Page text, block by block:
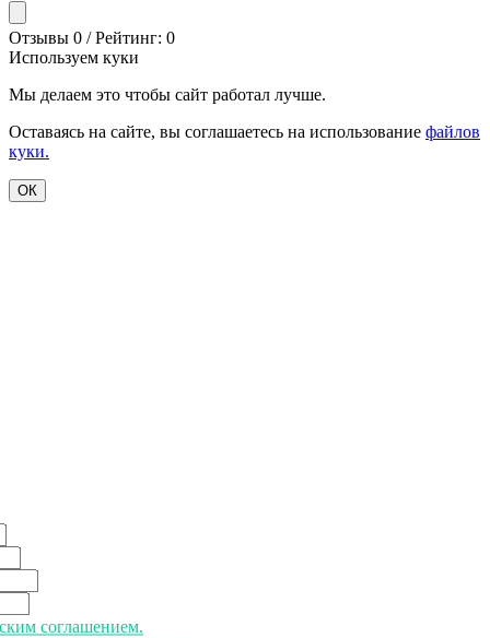
Отзывы 0 / Рейтинг: 0
Используем куки
Мы делаем это чтобы сайт работал лучше.
Оставаясь на сайте, вы соглашаетесь на использование файлов
куки.
ОК
соглашением.